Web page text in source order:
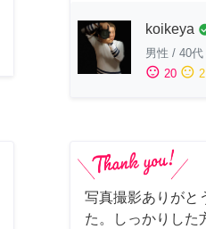
koikeya
男性 / 40代
sentiment_satisfied 20 sentiment_neutral 2
写真撮影ありがと
た。しっかりした